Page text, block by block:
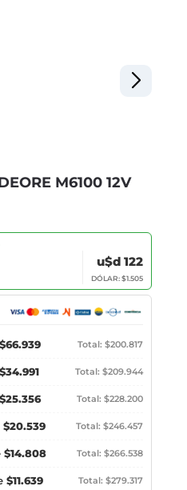
M6100 12V
u$d 122
DÓLAR: $1.505
$66.939 Total: $200.817
$34.991 Total: $209.944
$25.356 Total: $228.200
$20.539 Total: $246.457
$14.808 Total: $266.538
$11.639 Total: $279.317